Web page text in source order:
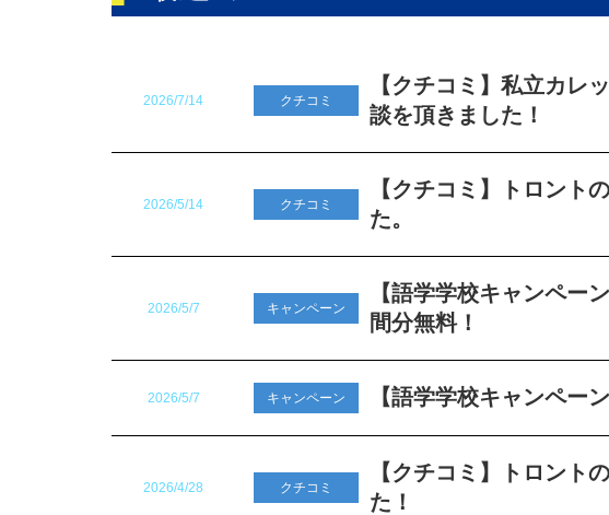
2026/7/14 クチコミ
【クチコミ】私立カレ
談を頂きました！
2026/5/14 クチコミ
【クチコミ】トロント
た。
2026/5/7 キャンペーン
【語学学校キャンペー
間分無料！
2026/5/7 キャンペーン 【語学学校キャンペー
2026/4/28 クチコミ
【クチコミ】トロント
た！